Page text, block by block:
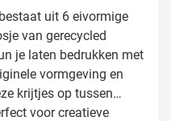
uit 6 eivormige
van gerecycled
je laten bedrukken met
vormgeving en
krijtjes op tussen
voor creatieve